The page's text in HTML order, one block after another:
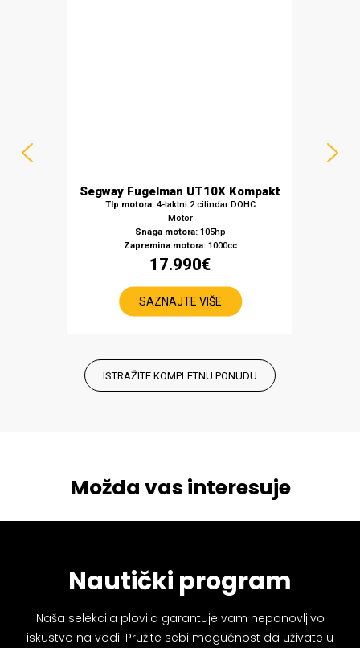
ISTRAŽITE KOMPLETNU PONUDU
Možda vas interesuje
Nautički program
Naša selekcija plovila garantuje vam neponovljivo
iskustvo na vodi. Pružite sebi mogućnost da uživate u